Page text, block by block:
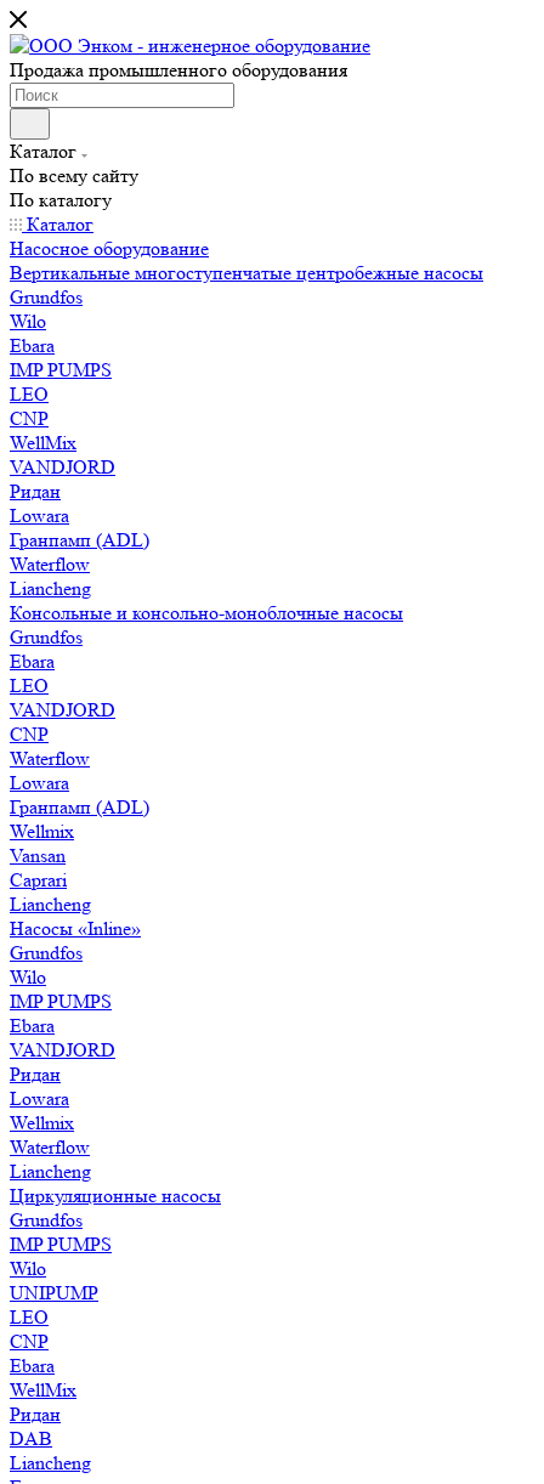
Продажа промышленного оборудования
Каталог
По всему сайту
По каталогу
Каталог
Насосное оборудование
Вертикальные многоступенчатые центробежные насосы
Grundfos
Wilo
Ebara
IMP PUMPS
LEO
CNP
WellMix
VANDJORD
Ридан
Lowara
Гранпамп (ADL)
Waterflow
Liancheng
Консольные и консольно-моноблочные насосы
Grundfos
Ebara
LEO
VANDJORD
CNP
Waterflow
Lowara
Гранпамп (ADL)
Wellmix
Vansan
Caprari
Liancheng
Насосы «Inline»
Grundfos
Wilo
IMP PUMPS
Ebara
VANDJORD
Ридан
Lowara
Wellmix
Waterflow
Liancheng
Циркуляционные насосы
Grundfos
IMP PUMPS
Wilo
UNIPUMP
LEO
CNP
Ebara
WellMix
Ридан
DAB
Liancheng